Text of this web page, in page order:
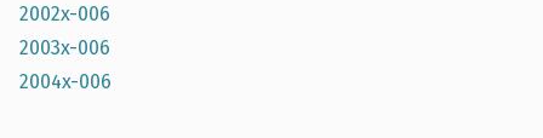
2002x-006
2003x-006
2004x-006